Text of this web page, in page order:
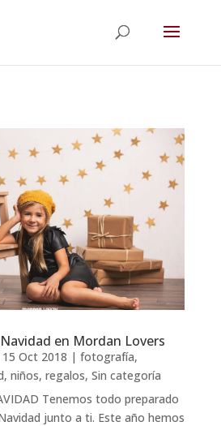
en Mordan Lovers
15 Oct 2018 | fotografía,
, niños, regalos, Sin categoría
Tenemos todo preparado
junto a ti. Este año hemos